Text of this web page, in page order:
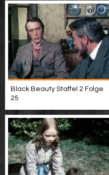
Black Beauty Staffel 2 Folge
25